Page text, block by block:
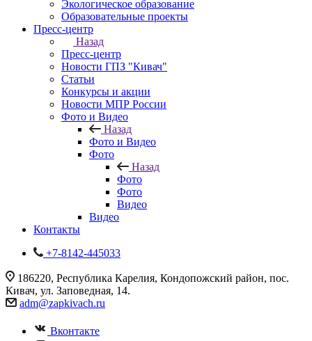
Экологическое образование
Образовательные проекты
Пресс-центр
Назад
Пресс-центр
Новости ГПЗ "Кивач"
Статьи
Конкурсы и акции
Новости МПР России
Фото и Видео
Назад
Фото и Видео
Фото
Назад
Фото
Фото
Видео
Видео
Контакты
+7-8142-445033
186220, Республика Карелия, Кондопожский район, пос.
Кивач, ул. Заповедная, 14.
adm@zapkivach.ru
Вконтакте